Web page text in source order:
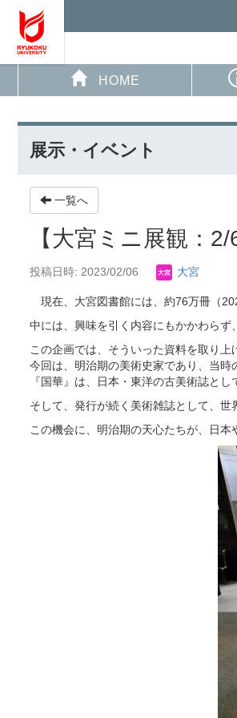
HOME
展示・イベント
一覧へ
【大宮ミニ展観：
投稿日時: 2023/02/06 大宮
現在、大宮図書館には、約76万冊（
中には、興味を引く内容にもかかわらず
この企画では、そういった資料を取り上
今回は、明治期の美術史家であり、当
『国華』は、日本・東洋の古美術誌と
そして、発行が続く美術雑誌として、
この機会に、明治期の天心たちが、日